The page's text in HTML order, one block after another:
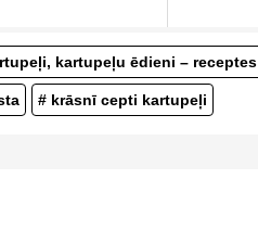
kartupeļu ēdieni – receptes
# krāsnī cepti kartupeļi